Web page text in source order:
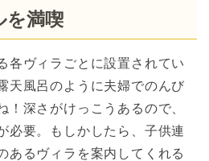
を満喫
各ヴィラごとに設置されてい
天風呂のように夫婦でのんび
！深さがけっこうあるので、
必要。もしかしたら、子供連
あるヴィラを案内してくれる